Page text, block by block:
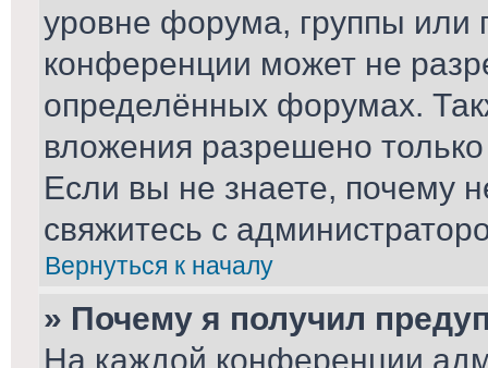
уровне форума, группы или
конференции может не
определённых форумах.
вложения разрешено
Если вы не знаете, почему
свяжитесь с
Вернуться к началу
» Почему я получил
На каждой конференции